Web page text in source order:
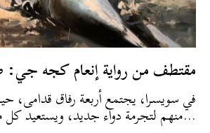
مقتطف من رواية إنعام كجه
في سويسرا، يجتمع أربعة رفاق
منهم لتجرمة دواء جديد، ويستعيد كل منهم ما حدث...